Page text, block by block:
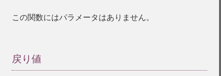
この関数にはパラメータはありません。
戻り値